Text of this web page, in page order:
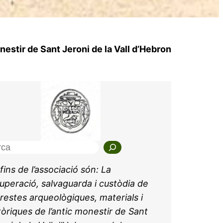
de Sant Jeroni de la Vall d’Hebron
de l’associació són: La
salvaguarda i custòdia de
arqueològiques, materials i
de l’antic monestir de Sant